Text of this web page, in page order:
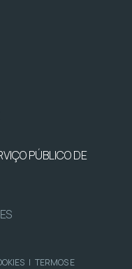
PÚBLICO DE
| TERMOS E